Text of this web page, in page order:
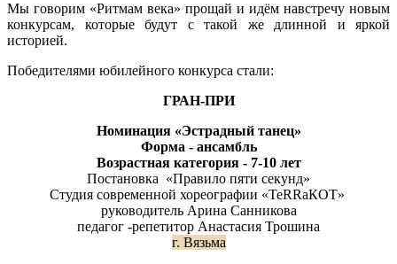
Мы говорим «Ритмам века» прощай и идём навстречу новым
конкурсам, которые будут с такой же длинной и яркой
историей.
Победителями юбилейного конкурса стали:
ГРАН-ПРИ
Номинация «Эстрадный танец»
Форма - ансамбль
Возрастная категория - 7-10 лет
Постановка «Правило пяти секунд»
Студия современной хореографии «ТеRRaКОТ»
руководитель Арина Санникова
педагог -репетитор Анастасия Трошина
г. Вязьма